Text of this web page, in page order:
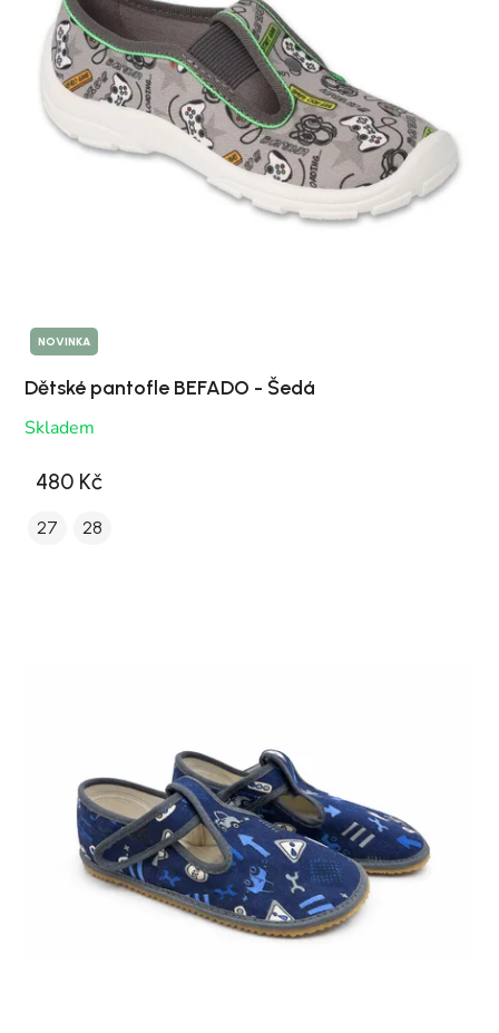
NOVINKA
Dětské pantofle BEFADO - Šedá
Skladem
480 Kč
27 28